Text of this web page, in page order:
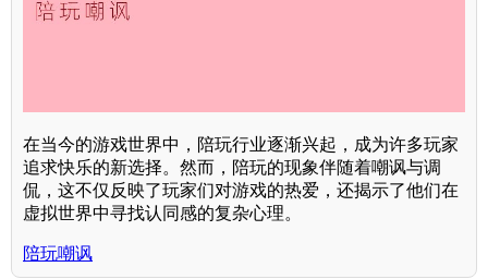
在当今的游戏世界中，陪玩行业逐渐兴起，成为许多玩家
追求快乐的新选择。然而，陪玩的现象伴随着嘲讽与调
侃，这不仅反映了玩家们对游戏的热爱，还揭示了他们在
虚拟世界中寻找认同感的复杂心理。
陪玩嘲讽